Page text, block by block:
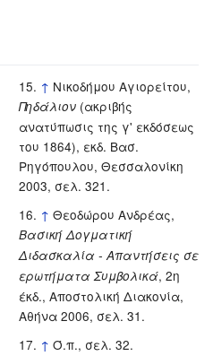
↑ Νικοδήμου Αγιορείτου,
Πηδάλιον (ακριβής
ανατύπωσις της γ' εκδόσεως
του 1864), εκδ. Βασ.
Ρηγόπουλου, Θεσσαλονίκη
2003, σελ. 321.
↑ Θεοδώρου Ανδρέας,
Βασική Δογματική
Διδασκαλία - Απαντήσεις σε
ερωτήματα Συμβολικά, 2η
έκδ., Αποστολική Διακονία,
Αθήνα 2006, σελ. 31.
↑ Ό.π., σελ. 32.